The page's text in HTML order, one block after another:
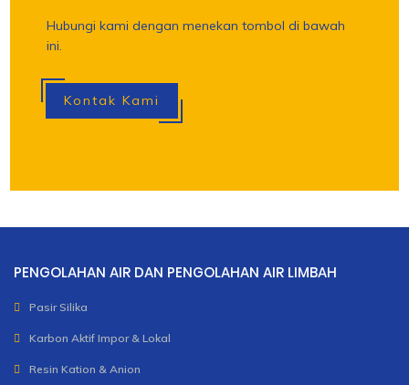
Hubungi kami dengan menekan tombol di bawah
ini.
Kontak Kami
PENGOLAHAN AIR DAN PENGOLAHAN AIR LIMBAH
Pasir Silika
Karbon Aktif Impor & Lokal
Resin Kation & Anion